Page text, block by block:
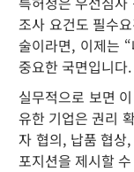
조사 요건도 필수
술이라면, 이제는
중요한 국면입니다.
실무적으로 보면
유한 기업은 권리
자 협의, 납품 협상
포지션을 제시할